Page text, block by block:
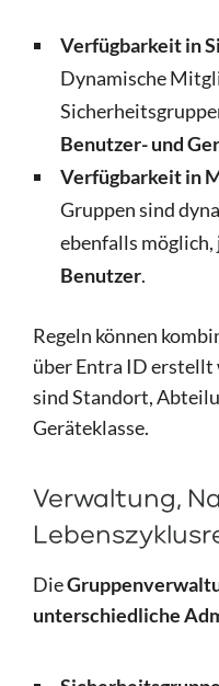
Verfügbarkeit in
Dynamische
Benutzer- und
Verfügbarkeit in
Gruppen sind
ebenfalls möglich,
Benutzer.
Regeln können
über Entra ID erstellt
sind Standort,
Geräteklasse.
Verwaltung,
Die
unterschiedliche